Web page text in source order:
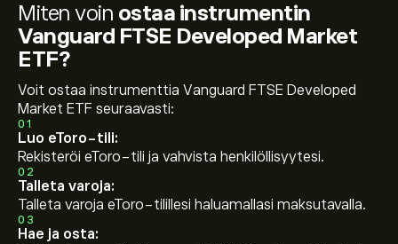
Miten voin ostaa instrumentin
Vanguard FTSE Developed Market
ETF?
Voit ostaa instrumenttia Vanguard FTSE Developed
Market ETF seuraavasti:
01
Luo eToro-tili:
Rekisteröi eToro-tili ja vahvista henkilöllisyytesi.
02
Talleta varoja:
Talleta varoja eToro-tilillesi haluamallasi maksutavalla.
03
Hae ja osta: